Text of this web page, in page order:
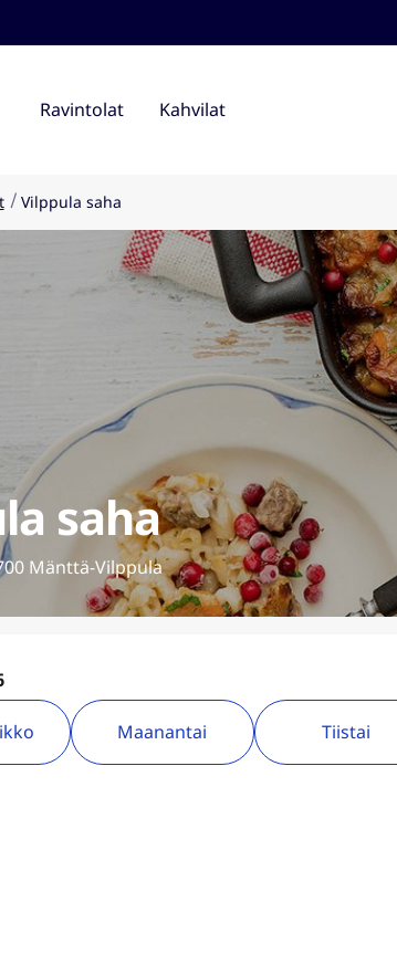
Ravintolat Kahvilat
Vilppula saha
saha
Mänttä-Vilppula
Maanantai Tiistai